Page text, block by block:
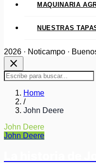
MAQUINARIA
NUESTRAS
2026 · Noticampo ·
close
Home
/
John Deere
John Deere
John Deere